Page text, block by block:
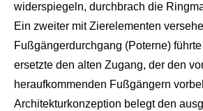
widerspiegeln, durchbrach die Ring
Ein zweiter mit Zierelementen
Fußgängerdurchgang (Poterne)
ersetzte den alten Zugang, der den
heraufkommenden Fußgängern
Architekturkonzeption belegt den